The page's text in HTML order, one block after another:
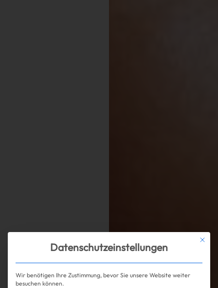
Mit
Datenschutzeinstellungen
Wir benötigen Ihre Zustimmung, bevor Sie unsere Website weiter
besuchen können.